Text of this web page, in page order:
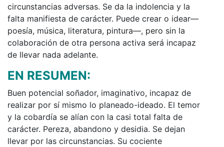
circunstancias adversas. Se da la indolencia y la
falta manifiesta de carácter. Puede crear o idear—
poesía, música, literatura, pintura—, pero sin la
colaboración de otra persona activa será incapaz
de llevar nada adelante.
EN RESUMEN:
Buen potencial soñador, imaginativo, incapaz de
realizar por sí mismo lo planeado-ideado. El temor
y la cobardía se alían con la casi total falta de
carácter. Pereza, abandono y desidia. Se dejan
llevar por las circunstancias. Su cociente